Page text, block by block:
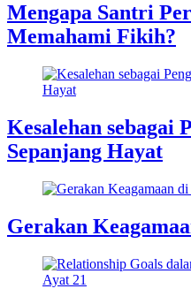
Mengapa Santri
Memahami Fikih?
Kesalehan sebagai
Sepanjang Hayat
Gerakan